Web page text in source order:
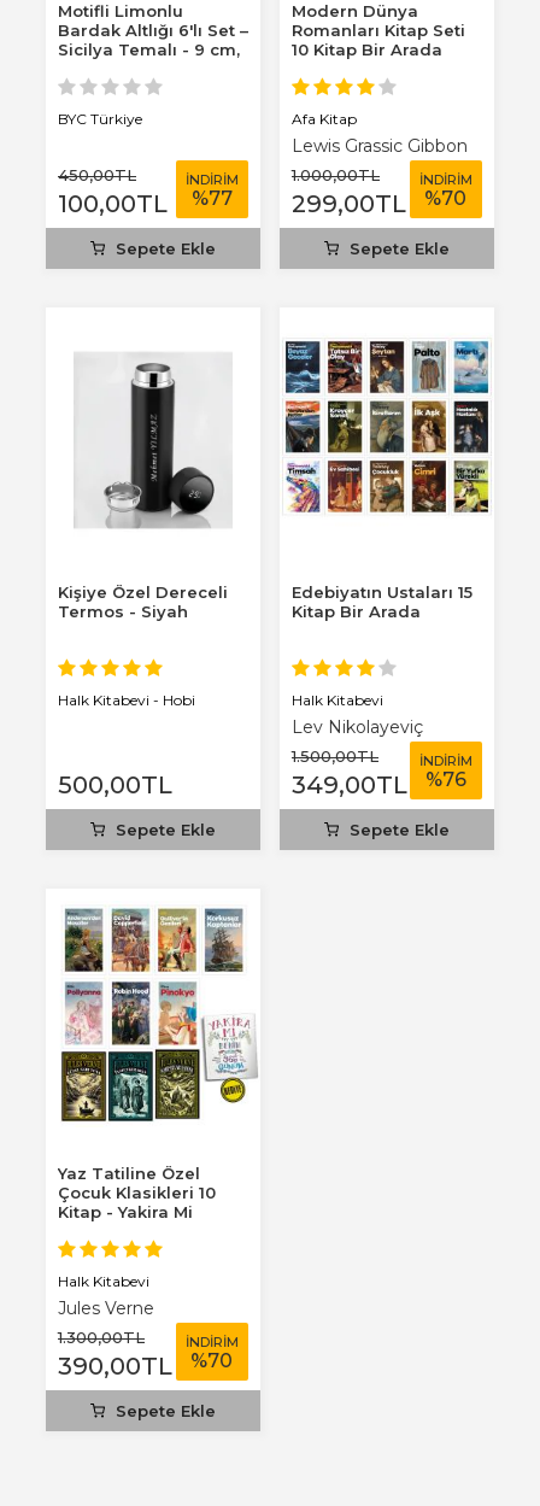
Motifli Limonlu
Bardak Altlığı 6'lı Set –
Sicilya Temalı - 9 cm,
BYC Türkiye
450,00TL
100,00TL
İNDİRİM
%77
Sepete Ekle
Modern Dünya
Romanları Kitap Seti
10 Kitap Bir Arada
Afa Kitap
Lewis Grassic Gibbon
1.000,00TL
299,00TL
İNDİRİM
%70
Sepete Ekle
Kişiye Özel Dereceli
Termos - Siyah
Halk Kitabevi - Hobi
500,00TL
Sepete Ekle
Edebiyatın Ustaları 15
Kitap Bir Arada
Halk Kitabevi
Lev Nikolayeviç
Tolstoy
1.500,00TL
349,00TL
İNDİRİM
%76
Sepete Ekle
Yaz Tatiline Özel
Çocuk Klasikleri 10
Kitap - Yakira Mi
Halk Kitabevi
Jules Verne
1.300,00TL
390,00TL
İNDİRİM
%70
Sepete Ekle